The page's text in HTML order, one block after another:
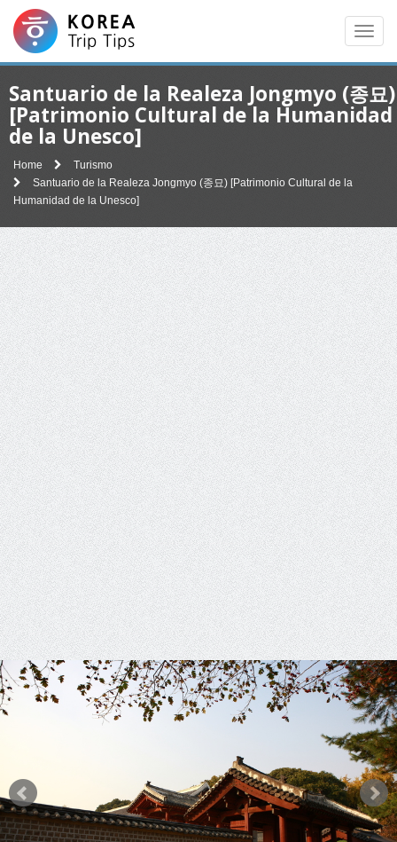
Santuario de la Realeza Jongmyo (종묘)
[Patrimonio Cultural de la Humanidad
de la Unesco]
Home
Turismo
Santuario de la Realeza Jongmyo (종묘) [Patrimonio Cultural de la
Humanidad de la Unesco]